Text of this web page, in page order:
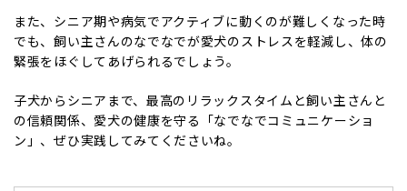
また、シニア期や病気でアクティブに動くのが難しくなった時
でも、飼い主さんのなでなでが愛犬のストレスを軽減し、体の
緊張をほぐしてあげられるでしょう。
子犬からシニアまで、最高のリラックスタイムと飼い主さんと
の信頼関係、愛犬の健康を守る「なでなでコミュニケーショ
ン」、ぜひ実践してみてくださいね。